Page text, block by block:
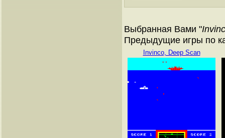
Выбранная Вами "
Предыдущие игры по
Invinco, Deep Scan